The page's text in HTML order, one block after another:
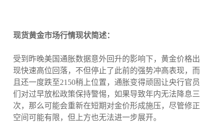
现货黄金市场行情现状简述：
受到昨晚美国通胀数据意外回升的影响下，黄金价格出
现快速高位回落，不但停止了此前的强势冲高表现，而
且还一度跌至2150稍上位置，通胀变得顽固让央行官员
们对过早放松政策保持警惕，如果导致年内无法降息三
次，那么可能会重新在短期对金价形成施压，尽管修正
空间可能有限，但上方也无法进一步展开。